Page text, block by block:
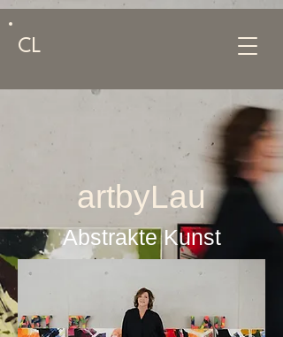
CL
artbyLau
Abstrakte Kunst